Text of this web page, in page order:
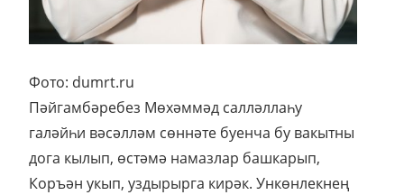
Фото: dumrt.ru
Пәйгамбәребез Мөхәммәд салләллаһу
галәйһи вәсәлләм сөннәте буенча бу вакытны
дога кылып, өстәмә намазлар башкарып,
Коръән укып, уздырырга кирәк. Ункөнлекнең